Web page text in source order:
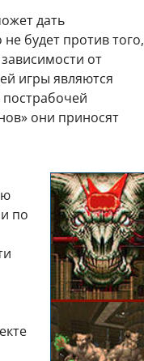
дать
будет против того,
от
игры являются
они приносят
по